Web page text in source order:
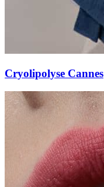
Cryolipolyse Cannes